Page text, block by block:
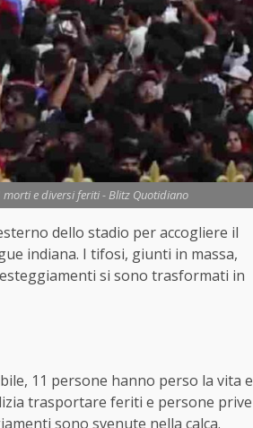
e diversi feriti - Blitz Quotidiano
dello stadio per accogliere il
indiana. I tifosi, giunti in massa,
si sono trasformati in
11 persone hanno perso la vita e
trasportare feriti e persone prive
sono svenute nella calca.